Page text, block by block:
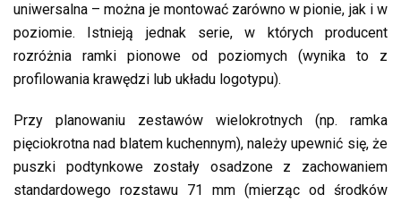
uniwersalna – można je montować zarówno w pionie, jak i w
poziomie. Istnieją jednak serie, w których producent
rozróżnia ramki pionowe od poziomych (wynika to z
profilowania krawędzi lub układu logotypu).
Przy planowaniu zestawów wielokrotnych (np. ramka
pięciokrotna nad blatem kuchennym), należy upewnić się, że
puszki podtynkowe zostały osadzone z zachowaniem
standardowego rozstawu 71 mm (mierząc od środków